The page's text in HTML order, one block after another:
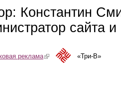
Константин
сайта
реклама(link is external)«Три-В»